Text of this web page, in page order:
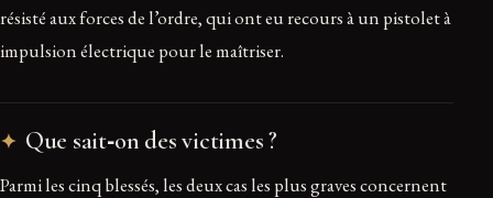
résisté aux forces de l’ordre, qui ont eu recours à un pistolet à
impulsion électrique pour le maîtriser.
Que sait‑on des victimes ?
Parmi les cinq blessés, les deux cas les plus graves concernent